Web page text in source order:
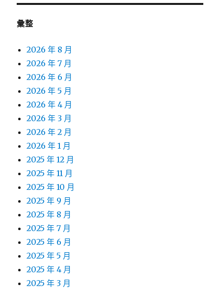
彙整
2026 年 8 月
2026 年 7 月
2026 年 6 月
2026 年 5 月
2026 年 4 月
2026 年 3 月
2026 年 2 月
2026 年 1 月
2025 年 12 月
2025 年 11 月
2025 年 10 月
2025 年 9 月
2025 年 8 月
2025 年 7 月
2025 年 6 月
2025 年 5 月
2025 年 4 月
2025 年 3 月